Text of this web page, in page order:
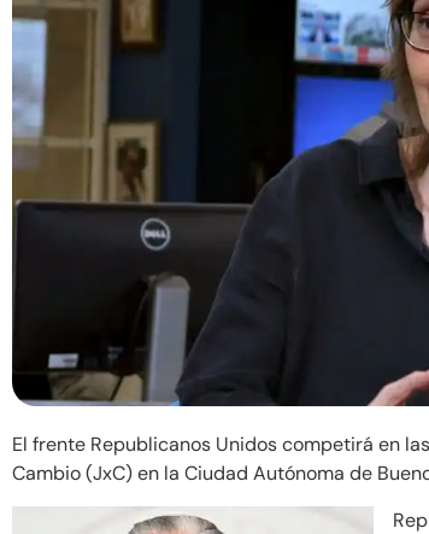
El frente Republicanos Unidos competirá en
Cambio (JxC) en la Ciudad Autónoma de